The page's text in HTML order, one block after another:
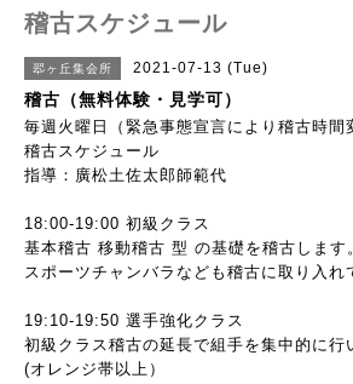
稽古スケジュール
翆ヶ丘集会所 2021-07-13 (Tue)
稽古（無料体験・見学可）
毎週火曜日（緊急事態宣言により稽古時間
稽古スケジュール
指導：廣松土佐太郎師範代
18:00-19:00 初級クラス
基本稽古 移動稽古 型 の基礎を稽古します
スポーツチャンバラなども稽古に取り入れ
19:10-19:50 選手強化クラス
初級クラス稽古の延長で組手を集中的に行
(オレンジ帯以上）